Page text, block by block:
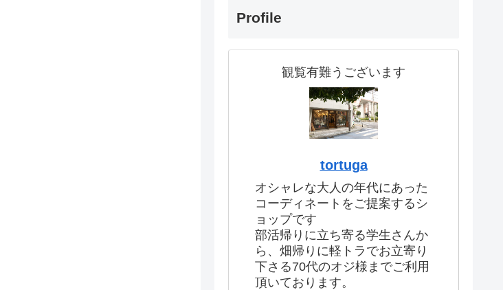
Profile
観覧有難うございます
tortuga
オシャレな大人の年代にあった
コーディネートをご提案するシ
ョップです
部活帰りに立ち寄る学生さんか
ら、畑帰りに軽トラでお立寄り
下さる70代のオジ様までご利用
頂いております。